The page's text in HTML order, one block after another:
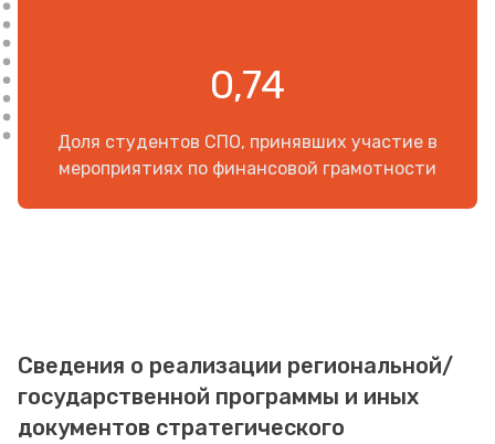
0,74
Доля студентов СПО, принявших участие в
мероприятиях по финансовой грамотности
Сведения о реализации региональной/
государственной программы и иных
документов стратегического